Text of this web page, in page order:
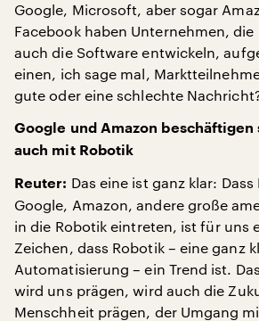
Google, Microsoft, aber sogar
Facebook haben Unternehmen, die
auch die Software entwickeln,
einen, ich sage mal,
gute oder eine schlechte
Google und Amazon beschäftigen
auch mit Robotik
Reuter: Das eine ist ganz klar:
Google, Amazon, andere große
in die Robotik eintreten, ist für uns
Zeichen, dass Robotik – eine ganz
Automatisierung – ein Trend ist.
wird uns prägen, wird auch die
Menschheit prägen, der Umgang